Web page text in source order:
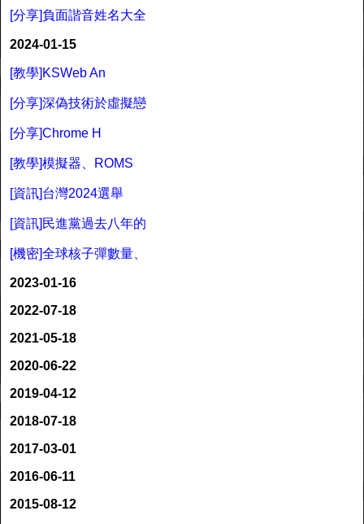
[分享]負面諧音姓名大全
2024-01-15
[教學]KSWeb An
[分享]深偽技術於虛擬戀
[分享]Chrome H
[教學]模擬器、ROMS
[資訊]台灣2024選舉
[資訊]民進黨過去八年的
[機密]全球核子彈數量、
2023-01-16
2022-07-18
2021-05-18
2020-06-22
2019-04-12
2018-07-18
2017-03-01
2016-06-11
2015-08-12